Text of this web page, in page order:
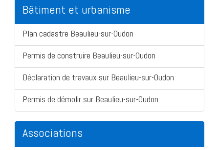
Bâtiment et urbanisme
Plan cadastre Beaulieu-sur-Oudon
Permis de construire Beaulieu-sur-Oudon
Déclaration de travaux sur Beaulieu-sur-Oudon
Permis de démolir sur Beaulieu-sur-Oudon
Associations